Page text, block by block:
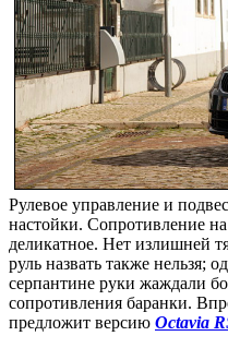
Рулевое управление и
настойки. Сопротивление
деликатное. Нет излишней
руль назвать также нельзя;
серпантине руки жаждали
сопротивления баранки.
предложит версию Octavia